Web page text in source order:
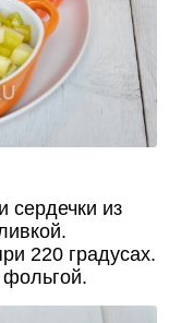
сердечки из
220 градусах.